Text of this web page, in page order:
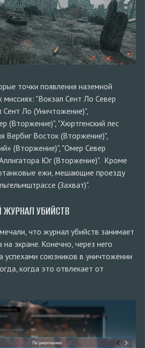
точки появления наземной
"Вокзал Сент Ло Север
Сент Ло (Уничтожение)",
(Вторжение)", "Хюртгенский лес
Вербиг Восток (Вторжение)",
(Вторжение)", "Омер Север
Юг (Вторжение)". Кроме
ежи, мешающие проезду
(Захват)".
УБИЙСТВ
что журнал убийств занимает
экране. Конечно, через него
союзников в уничтожении
когда это отвлекает от